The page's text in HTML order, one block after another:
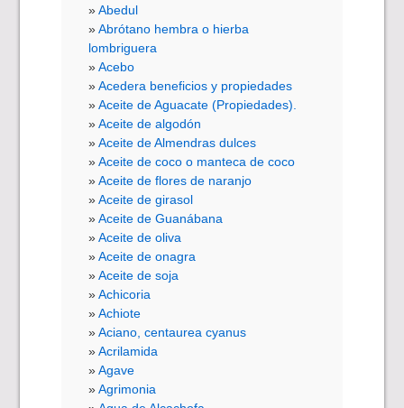
Abedul
Abrótano hembra o hierba
lombriguera
Acebo
Acedera beneficios y propiedades
Aceite de Aguacate (Propiedades).
Aceite de algodón
Aceite de Almendras dulces
Aceite de coco o manteca de coco
Aceite de flores de naranjo
Aceite de girasol
Aceite de Guanábana
Aceite de oliva
Aceite de onagra
Aceite de soja
Achicoria
Achiote
Aciano, centaurea cyanus
Acrilamida
Agave
Agrimonia